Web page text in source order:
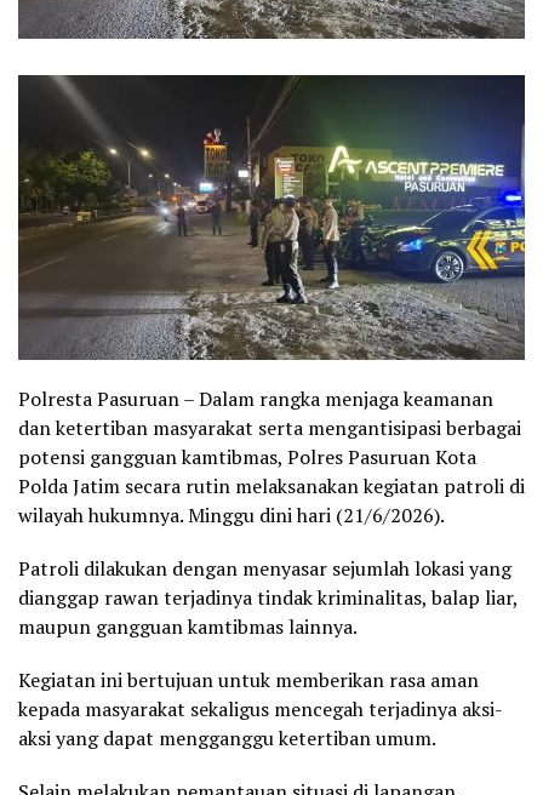
Polresta Pasuruan – Dalam rangka menjaga keamanan
dan ketertiban masyarakat serta mengantisipasi berbagai
potensi gangguan kamtibmas, Polres Pasuruan Kota
Polda Jatim secara rutin melaksanakan kegiatan patroli di
wilayah hukumnya. Minggu dini hari (21/6/2026).
Patroli dilakukan dengan menyasar sejumlah lokasi yang
dianggap rawan terjadinya tindak kriminalitas, balap liar,
maupun gangguan kamtibmas lainnya.
Kegiatan ini bertujuan untuk memberikan rasa aman
kepada masyarakat sekaligus mencegah terjadinya aksi-
aksi yang dapat mengganggu ketertiban umum.